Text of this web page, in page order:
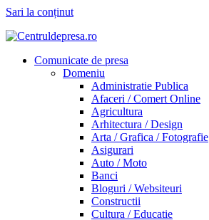
Sari la conținut
Comunicate de presa
Domeniu
Administratie Publica
Afaceri / Comert Online
Agricultura
Arhitectura / Design
Arta / Grafica / Fotografie
Asigurari
Auto / Moto
Banci
Bloguri / Websiteuri
Constructii
Cultura / Educatie